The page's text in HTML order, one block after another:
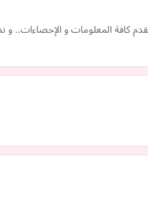
نقدم كافة المعلومات و